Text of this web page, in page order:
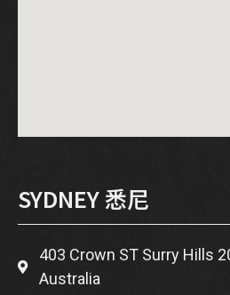
SYDNEY 悉尼
403 Crown ST Surry Hills
Australia